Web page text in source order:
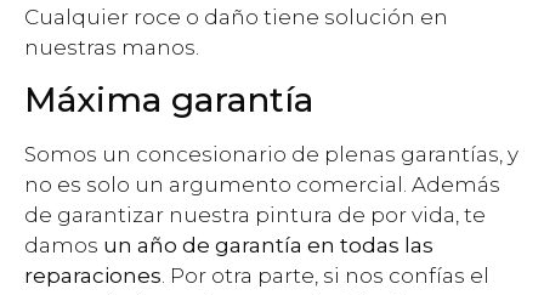
Cualquier roce o daño tiene solución en
nuestras manos.
Máxima garantía
Somos un concesionario de plenas garantías, y
no es solo un argumento comercial. Además
de garantizar nuestra pintura de por vida, te
damos un año de garantía en todas las
reparaciones . Por otra parte, si nos confías el